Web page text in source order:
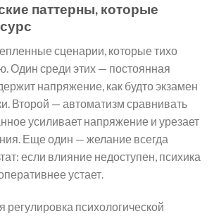
паттерны, которые
сценарии, которые тихо
Один среди этих — постоянная
напряжение, как будто экзамен
Второй — автоматизм сравнивать
усиливает напряжение и урезает
Еще один — желание всегда
если влияние недоступен, психика
устает.
регулировка психологической